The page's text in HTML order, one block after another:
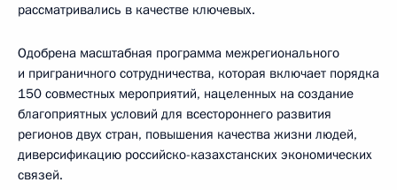
рассматривались в качестве ключевых.
Одобрена масштабная программа межрегионального
и приграничного сотрудничества, которая включает порядка
150 совместных мероприятий, нацеленных на создание
благоприятных условий для всестороннего развития
регионов двух стран, повышения качества жизни людей,
диверсификацию российско-казахстанских экономических
связей.